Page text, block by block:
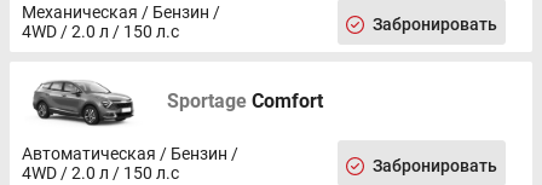
Механическая / Бензин /
4WD / 2.0 л / 150 л.с
Забронировать
Sportage Comfort
Автоматическая / Бензин /
4WD / 2.0 л / 150 л.с
Забронировать